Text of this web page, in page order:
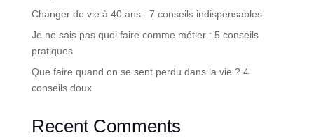
Changer de vie à 40 ans : 7 conseils indispensables
Je ne sais pas quoi faire comme métier : 5 conseils
pratiques
Que faire quand on se sent perdu dans la vie ? 4
conseils doux
Recent Comments